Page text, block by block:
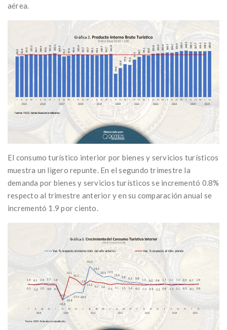
aérea.
El consumo turístico interior por bienes y servicios turísticos
muestra un ligero repunte. En el segundo trimestre la
demanda por bienes y servicios turísticos se incrementó 0.8%
respecto al trimestre anterior y en su comparación anual se
incrementó 1.9 por ciento.